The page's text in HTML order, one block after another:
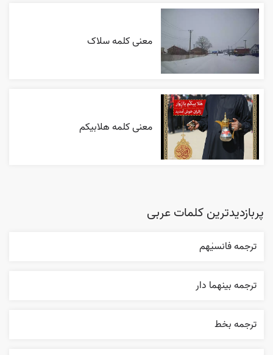
معنی کلمه سلاک
معنی کلمه هلابیکم
پربازدیدترین کلمات عربی
ترجمه فانسیٰهم
ترجمه بينهما دار
ترجمه بخط